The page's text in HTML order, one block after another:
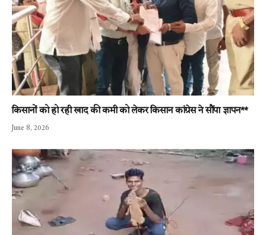
किसानों को हो रही खाद की कमी को लेकर किसान कांग्रेस ने सौंपा ज्ञापन**
June 8, 2026